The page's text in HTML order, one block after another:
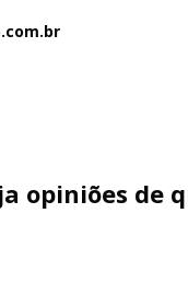
opiniões de